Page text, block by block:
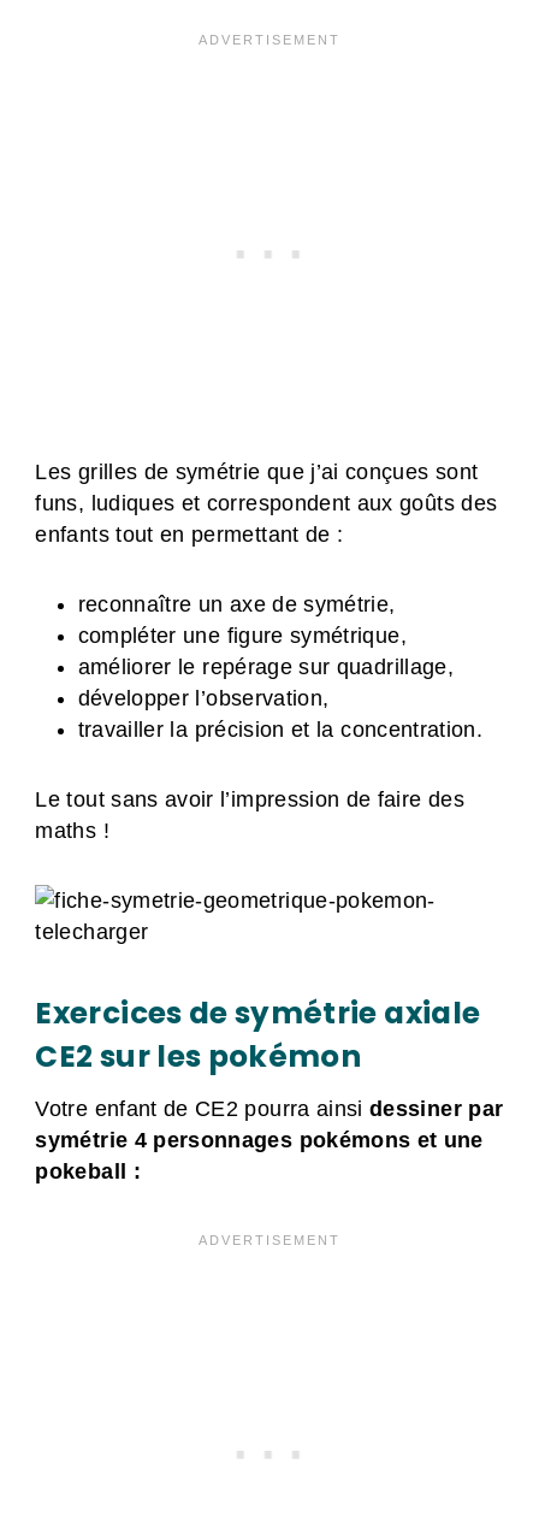
Les grilles de symétrie que j’ai conçues sont
funs, ludiques et correspondent aux goûts des
enfants tout en permettant de :
reconnaître un axe de symétrie,
compléter une figure symétrique,
améliorer le repérage sur quadrillage,
développer l’observation,
travailler la précision et la concentration.
Le tout sans avoir l’impression de faire des
maths !
Exercices de symétrie axiale
CE2 sur les pokémon
Votre enfant de CE2 pourra ainsidessiner par
symétrie 4 personnages pokémons et une
pokeball :